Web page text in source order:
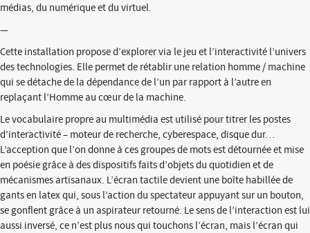
médias, du numérique et du virtuel.
—
Cette installation propose d’explorer via le jeu et l’interactivité l’univers
des technologies. Elle permet de rétablir une relation homme / machine
qui se détache de la dépendance de l’un par rapport à l’autre en
replaçant l’Homme au cœur de la machine.
Le vocabulaire propre au multimédia est utilisé pour titrer les postes
d’interactivité – moteur de recherche, cyberespace, disque dur…
L’acception que l’on donne à ces groupes de mots est détournée et mise
en poésie grâce à des dispositifs faits d’objets du quotidien et de
mécanismes artisanaux. L’écran tactile devient une boîte habillée de
gants en latex qui, sous l’action du spectateur appuyant sur un bouton,
se gonflent grâce à un aspirateur retourné. Le sens de l’interaction est lui
aussi inversé, ce n’est plus nous qui touchons l’écran, mais l’écran qui